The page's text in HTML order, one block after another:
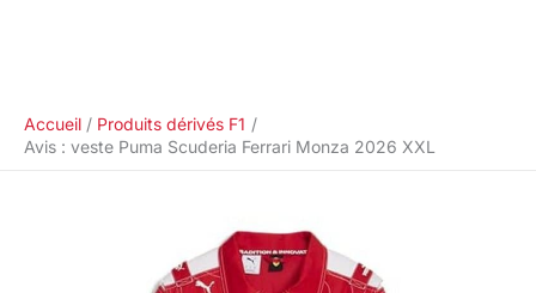
Accueil
Produits dérivés F1
Avis : veste Puma Scuderia Ferrari Monza 2026 XXL